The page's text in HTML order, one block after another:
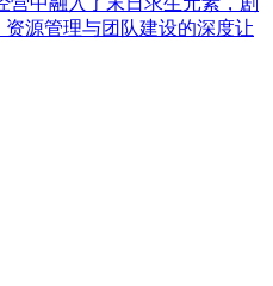
源管理与团队建设的深度让